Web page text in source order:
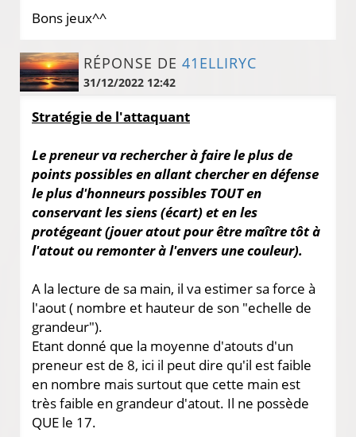
Bons jeux^^
RÉPONSE DE 41ELLIRYC
31/12/2022 12:42
Stratégie de l'attaquant
Le preneur va rechercher à faire le plus de
points possibles en allant chercher en défense
le plus d'honneurs possibles TOUT en
conservant les siens (écart) et en les
protégeant (jouer atout pour être maître tôt à
l'atout ou remonter à l'envers une couleur).
A la lecture de sa main, il va estimer sa force à
l'aout ( nombre et hauteur de son "echelle de
grandeur").
Etant donné que la moyenne d'atouts d'un
preneur est de 8, ici il peut dire qu'il est faible
en nombre mais surtout que cette main est
très faible en grandeur d'atout. Il ne possède
QUE le 17.